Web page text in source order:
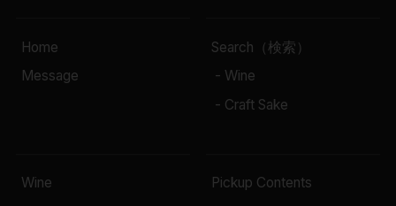
Home
Message
Search（検索）
- Wine
- Craft Sake
Wine
Pickup Contents